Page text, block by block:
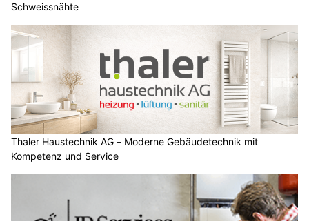
Schweissnähte
Thaler Haustechnik AG – Moderne Gebäudetechnik mit
Kompetenz und Service